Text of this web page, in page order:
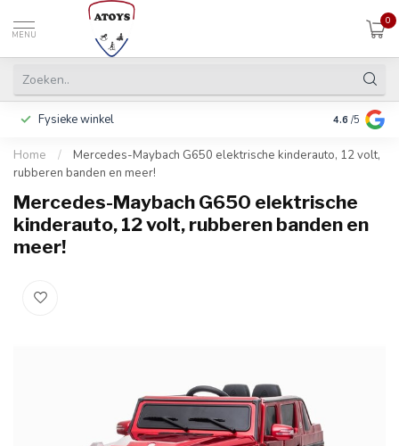
MENU
0
Fysieke winkel Betalen in
4.6 /5
Home /
Mercedes-Maybach G650 elektrische kinderauto, 12 volt,
rubberen banden en meer!
Mercedes-Maybach G650 elektrische
kinderauto, 12 volt, rubberen banden en
meer!